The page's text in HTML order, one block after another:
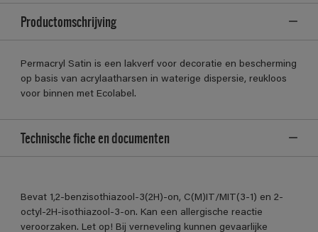
Productomschrijving
Permacryl Satin is een lakverf voor decoratie en bescherming
op basis van acrylaatharsen in waterige dispersie, reukloos
voor binnen met Ecolabel.
Technische fiche en documenten
Bevat 1,2-benzisothiazool-3(2H)-on, C(M)IT/MIT(3-1) en 2-
octyl-2H-isothiazool-3-on. Kan een allergische reactie
veroorzaken. Let op! Bij verneveling kunnen gevaarlijke